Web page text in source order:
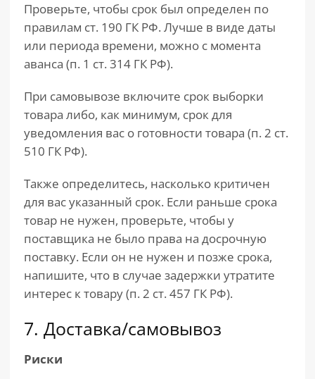
Проверьте, чтобы срок был определен по
правилам ст. 190 ГК РФ. Лучше в виде даты
или периода времени, можно с момента
аванса (п. 1 ст. 314 ГК РФ).
При самовывозе включите срок выборки
товара либо, как минимум, срок для
уведомления вас о готовности товара (п. 2 ст.
510 ГК РФ).
Также определитесь, насколько критичен
для вас указанный срок. Если раньше срока
товар не нужен, проверьте, чтобы у
поставщика не было права на досрочную
поставку. Если он не нужен и позже срока,
напишите, что в случае задержки утратите
интерес к товару (п. 2 ст. 457 ГК РФ).
7. Доставка/самовывоз
Риски